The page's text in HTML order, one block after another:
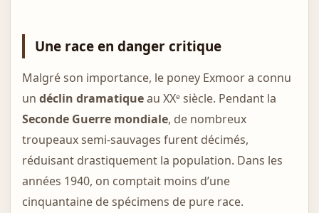
Une race en danger critique
Malgré son importance, le poney Exmoor a connu
un déclin dramatiqueau XXᵉ siècle. Pendant la
Seconde Guerre mondiale, de nombreux
troupeaux semi-sauvages furent décimés,
réduisant drastiquement la population. Dans les
années 1940, on comptait moins d’une
cinquantaine de spécimens de pure race.